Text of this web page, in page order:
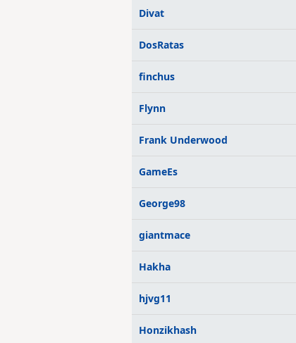
Divat
DosRatas
finchus
Flynn
Frank Underwood
GameEs
George98
giantmace
Hakha
hjvg11
Honzikhash